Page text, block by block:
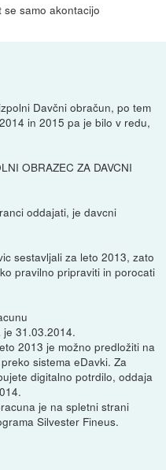
samo akontacijo
Davčni obračun, po tem
in 2015 pa je bilo v redu,
OBRAZEC ZA DAVCNI
oddajati, je davcni
sestavljali za leto 2013, zato
pravilno pripraviti in porocati
je 31.03.2014.
2013 je možno predložiti na
sistema eDavki. Za
digitalno potrdilo, oddaja
je na spletni strani
Silvester Fineus.